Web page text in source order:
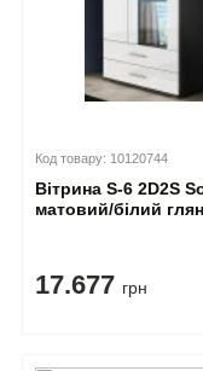
Код товару: 10120744
Вітрина S-6 2D2S
матовий/білий
17.677 грн